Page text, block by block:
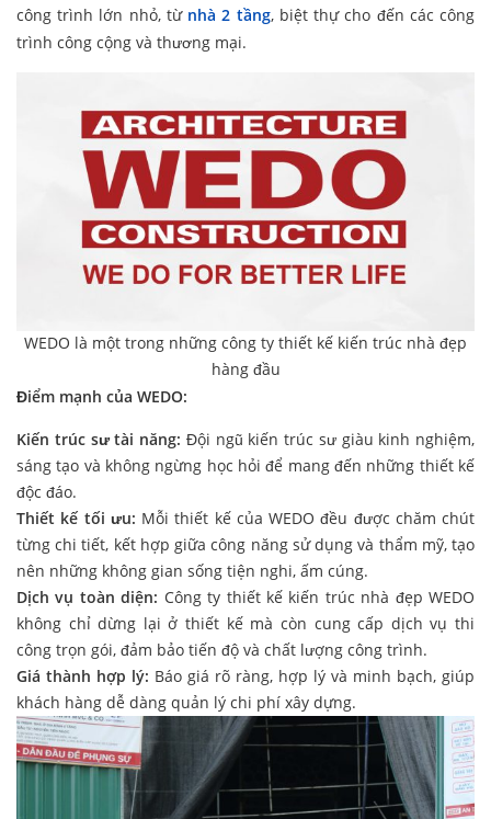
công trình lớn nhỏ, từ nhà 2 tầng, biệt thự cho đến các công
trình công cộng và thương mại.
WEDO là một trong những công ty thiết kế kiến trúc nhà đẹp
hàng đầu
Điểm mạnh của WEDO:
Kiến trúc sư tài năng: Đội ngũ kiến trúc sư giàu kinh nghiệm,
sáng tạo và không ngừng học hỏi để mang đến những thiết kế
độc đáo.
Thiết kế tối ưu: Mỗi thiết kế của WEDO đều được chăm chút
từng chi tiết, kết hợp giữa công năng sử dụng và thẩm mỹ, tạo
nên những không gian sống tiện nghi, ấm cúng.
Dịch vụ toàn diện: Công ty thiết kế kiến trúc nhà đẹp WEDO
không chỉ dừng lại ở thiết kế mà còn cung cấp dịch vụ thi
công trọn gói, đảm bảo tiến độ và chất lượng công trình.
Giá thành hợp lý: Báo giá rõ ràng, hợp lý và minh bạch, giúp
khách hàng dễ dàng quản lý chi phí xây dựng.